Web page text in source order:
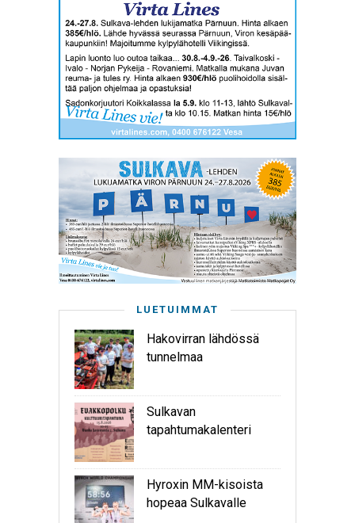
LUETUIMMAT
Hakovirran lähdössä
tunnelmaa
Sulkavan
tapahtumakalenteri
Hyroxin MM-kisoista
hopeaa Sulkavalle